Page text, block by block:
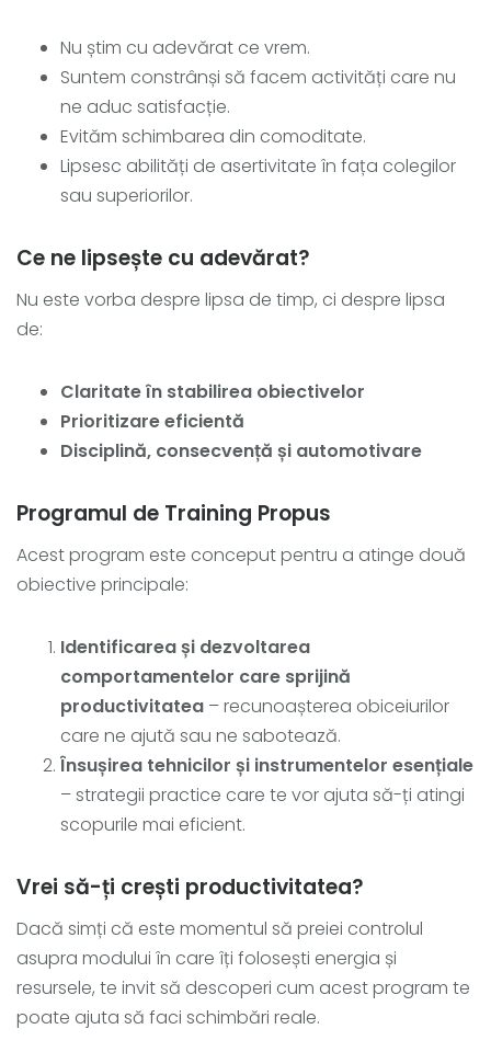
Nu știm cu adevărat ce vrem.
Suntem constrânși să facem activități care nu
ne aduc satisfacție.
Evităm schimbarea din comoditate.
Lipsesc abilități de asertivitate în fața colegilor
sau superiorilor.
Ce ne lipsește cu adevărat?
Nu este vorba despre lipsa de timp, ci despre lipsa
de:
Claritate în stabilirea obiectivelor
Prioritizare eficientă
Disciplină, consecvență și automotivare
Programul de Training Propus
Acest program este conceput pentru a atinge două
obiective principale:
Identificarea și dezvoltarea
comportamentelor care sprijină
productivitatea – recunoașterea obiceiurilor
care ne ajută sau ne sabotează.
Însușirea tehnicilor și instrumentelor esențiale
– strategii practice care te vor ajuta să-ți atingi
scopurile mai eficient.
Vrei să-ți crești productivitatea?
Dacă simți că este momentul să preiei controlul
asupra modului în care îți folosești energia și
resursele, te invit să descoperi cum acest program te
poate ajuta să faci schimbări reale.